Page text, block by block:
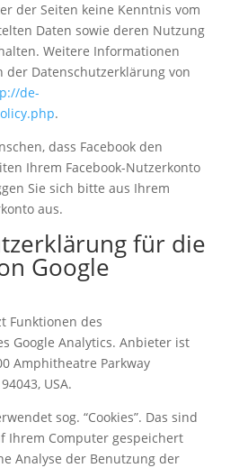
der Seiten keine Kenntnis vom
Daten sowie deren Nutzung
Weitere Informationen
der Datenschutzerklärung von
de-
.
dass Facebook den
Ihrem Facebook-Nutzerkonto
Sie sich bitte aus Ihrem
aus.
für die
Google
Funktionen des
Google Analytics. Anbieter ist
Amphitheatre Parkway
USA.
sog. “Cookies”. Das sind
Ihrem Computer gespeichert
Analyse der Benutzung der